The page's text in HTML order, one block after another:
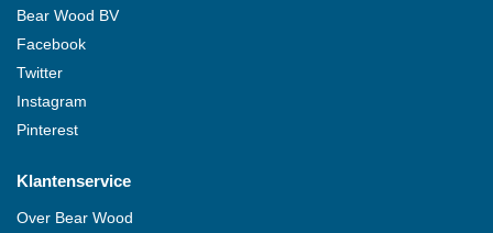
Bear Wood BV
Facebook
Twitter
Instagram
Pinterest
Klantenservice
Over Bear Wood